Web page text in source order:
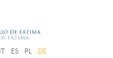
IT ES PL DE